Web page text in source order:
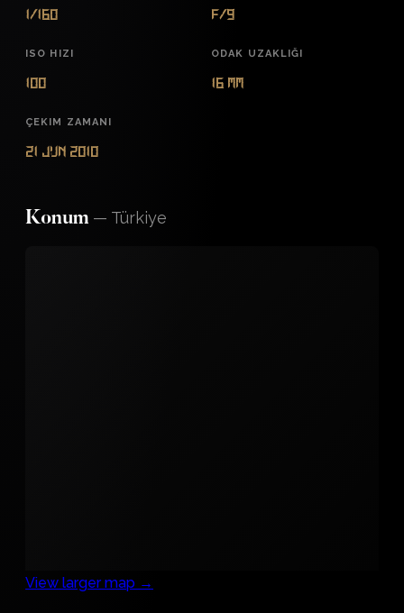
1/160 f/9
ISO HIZI
100
ODAK UZAKLIĞI
16 mm
ÇEKIM ZAMANI
21 Jun 2010
Konum — Türkiye
View larger map →